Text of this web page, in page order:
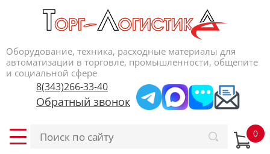
Оборудование, техника, расходные материалы для
автоматизации в торговле, промышленности, общепите
и социальной сфере
8(343)266-33-40
Обратный звонок